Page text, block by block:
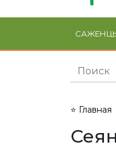
⭐ Главная